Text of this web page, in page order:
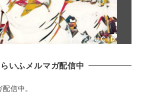
いふメルマガ配信中
信中。